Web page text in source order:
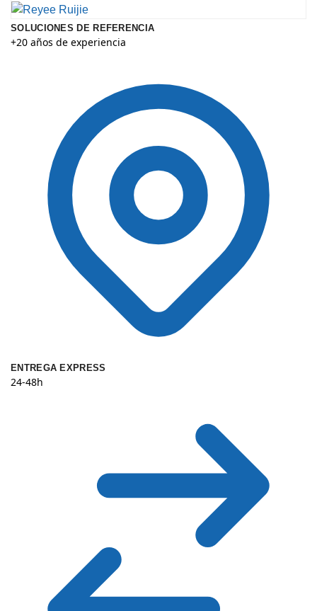
SOLUCIONES DE REFERENCIA
+20 años de experiencia
ENTREGA EXPRESS
24-48h